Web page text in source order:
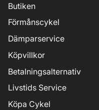
Butiken
Förmånscykel
Dämparservice
Köpvillkor
Betalningsalternativ
Livstids Service
Köpa Cykel